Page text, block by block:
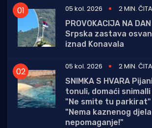
05 kol. 2026
2 MIN.
PROVOKACIJA NA
Srpska zastava
iznad Konavala
05 kol. 2026
2 MIN.
SNIMKA S HVARA
tonuli, domaći snimalli
"Ne smite tu parkirat"
"Nema kaznenog
nepomaganje!"